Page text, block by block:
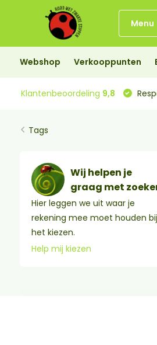
Menu
Webshop Verkooppunten
Klantenbeoordeling 9,8
Tags
Wij helpen je
graag met
Hier leggen we uit waar je
rekening mee moet houden bij
het kiezen.
Help mij kiezen